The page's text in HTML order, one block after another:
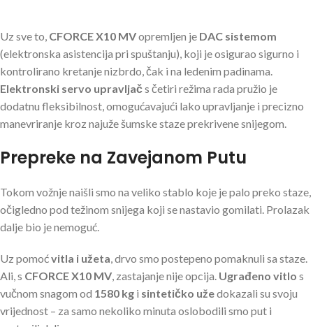
Uz sve to, CFORCE X10 MVopremljen je DAC sistemom
(elektronska asistencija pri spuštanju), koji je osigurao sigurno i
kontrolirano kretanje nizbrdo, čak i na ledenim padinama.
Elektronski servo upravljačs četiri režima rada pružio je
dodatnu fleksibilnost, omogućavajući lako upravljanje i precizno
manevriranje kroz najuže šumske staze prekrivene snijegom.
Prepreke na Zavejanom Putu
Tokom vožnje naišli smo na veliko stablo koje je palo preko staze,
očigledno pod težinom snijega koji se nastavio gomilati. Prolazak
dalje bio je nemoguć.
Uz pomoćvitla i užeta, drvo smo postepeno pomaknuli sa staze.
Ali, s CFORCE X10 MV, zastajanje nije opcija. Ugrađeno vitlo s
vučnom snagom od 1580 kg i sintetičko užedokazali su svoju
vrijednost – za samo nekoliko minuta oslobodili smo put i